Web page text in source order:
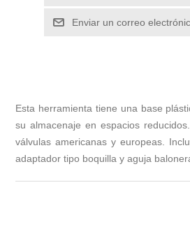
Enviar un correo
Esta herramienta tiene una base
su almacenaje en espacios
válvulas americanas y europeas.
adaptador tipo boquilla y aguja